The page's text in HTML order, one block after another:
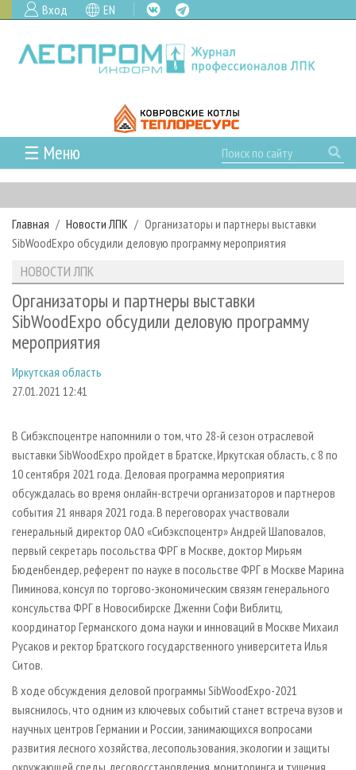
Вход EN
☰ Меню
ГЛАВНАЯ
РУБРИКИ И ТЕМЫ
РУБРИКИ ЖУРНАЛА
ЛЕСОЗАГОТОВКА
ЛЕСОПИЛЕНИЕ
ДЕРЕВООБРАБОТКА
СУШКА ДРЕВЕСИНЫ
ПРОИЗВОДСТВО ДРЕВЕСНЫХ ПЛИТ
ПРОИЗВОДСТВО МЕБЕЛИ
БИОЭНЕРГЕТИКА
ЦБП
ИНСТРУМЕНТ И МАТЕРИАЛЫ
НОВОСТИ
НОВОСТИ ЛПК
НОВОСТИ ЖУРНАЛА
НОВОСТИ КОМПАНИЙ
ПРОЕКТЫ ЛПИ
АНАЛИТИКА
ПРЕДПРИЯТИЯ ЛПК
ЛЕСНЫЕ РЕГИОНЫ РОССИИ
ПЕРСОНЫ
МОБИЛЬНЫЕ ВЫСТАВКИ
ПРИОРИТЕТНЫЕ ИНВЕСТПРОЕКТЫ
RUSSIAN FORESTRY REVIEW
ГАЗЕТА ЛЕСПРОМФОРУМ
БИБЛИОТЕКА СПЕЦИАЛИСТА
АРХИВ ЖУРНАЛОВ
СТАТЬИ
О ЖУРНАЛЕ
ПОДПИСКА
КОНТАКТЫ
РЕКЛАМОДАТЕЛЯМ
РЕКЛАМА
РЕКЛАМА НА САЙТЕ
Главная Новости ЛПК
Организаторы и партнеры выставки
SibWoodExpo обсудили деловую программу мероприятия
НОВОСТИ ЛПК
Организаторы и партнеры выставки
SibWoodExpo обсудили деловую программу
мероприятия
Иркутская область
27.01.2021 12:41
В Сибэкспоцентре напомнили о том, что 28-й сезон отраслевой
выставки SibWoodExpo пройдет в Братске, Иркутская область, с 8 по
10 сентября 2021 года. Деловая программа мероприятия
обсуждалась во время онлайн-встречи организаторов и партнеров
события 21 января 2021 года. В переговорах участвовали
генеральный директор ОАО «Сибэкспоцентр» Андрей Шаповалов,
первый секретарь посольства ФРГ в Москве, доктор Мирьям
Бюденбендер, референт по науке в посольстве ФРГ в Москве Марина
Пиминова, консул по торгово-экономическим связям генерального
консульства ФРГ в Новосибирске Дженни Софи Виблитц,
координатор Германского дома науки и инноваций в Москве Михаил
Русаков и ректор Братского государственного университета Илья
Ситов.
В ходе обсуждения деловой программы SibWoodExpo-2021
выяснилось, что одним из ключевых событий станет встреча вузов и
научных центров Германии и России, занимающихся вопросами
развития лесного хозяйства, лесопользования, экологии и защиты
окружающей среды, лесовосстановления, мониторинга и тушения